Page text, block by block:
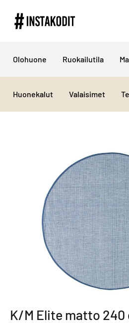
Olohuone Ruokailutila
Huonekalut Valaisimet
K/M Elite matto 240